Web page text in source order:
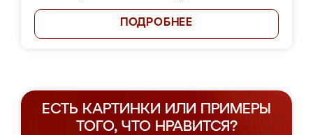
ПОДРОБНЕЕ
ЕСТЬ КАРТИНКИ ИЛИ ПРИМЕРЫ
ТОГО, ЧТО НРАВИТСЯ?